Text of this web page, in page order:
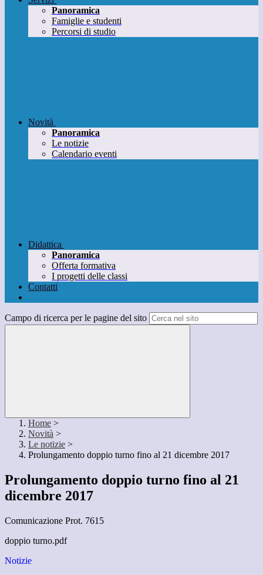
Panoramica
Famiglie e studenti
Percorsi di studio
Novità
Panoramica
Le notizie
Calendario eventi
Didattica
Panoramica
Offerta formativa
I progetti delle classi
Contatti
Campo di ricerca per le pagine del sito
Home >
Novità >
Le notizie >
Prolungamento doppio turno fino al 21 dicembre 2017
Prolungamento doppio turno fino al 21
dicembre 2017
Comunicazione Prot. 7615
doppio turno.pdf
Notizie